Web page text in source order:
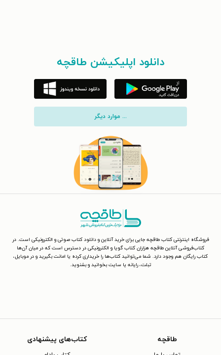
دانلود اپلیکیشن طاقچه
... موارد دیگر
فروشگاه اینترنتی کتاب طاقچه جایی برای خرید آنلاین و دانلود کتاب صوتی و الکترونیکی است. در
کتاب‌فروشی آنلاین طاقچه هزاران کتاب گویا و الکترونیکی در دسترس است که در میان آن‌ها
کتاب رایگان هم وجود دارد. شما می‌توانید کتاب‌ها را خریداری کرده یا امانت بگیرید و در موبایل،
تبلت، رایانه یا سایت بخوانید و بشنوید.
طاقچه کتاب‌های پیشنهادی